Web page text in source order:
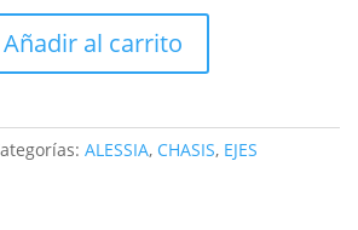
Añadir al carrito
ALESSIA, CHASIS, EJES